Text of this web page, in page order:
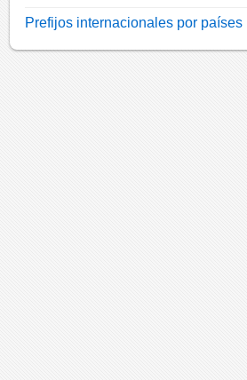
Prefijos internacionales por países